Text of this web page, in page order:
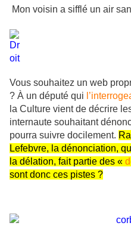
Mon voisin a sifflé un air
Vous souhaitez un web
? À un député qui
la Culture vient de décrire
internaute souhaitant
pourra suivre docilement.
Lefebvre, la dénonciation,
la délation, fait partie des «
sont donc ces pistes ?